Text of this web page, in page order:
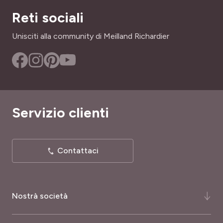
Reti sociali
Unisciti alla community di Meilland Richardier
Nostrà società
Servizio clienti
Contattaci